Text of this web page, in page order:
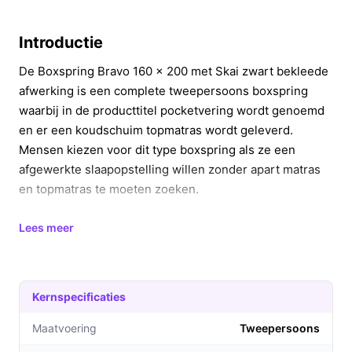
Introductie
De Boxspring Bravo 160 x 200 met Skai zwart bekleede
afwerking is een complete tweepersoons boxspring
waarbij in de producttitel pocketvering wordt genoemd
en er een koudschuim topmatras wordt geleverd.
Mensen kiezen voor dit type boxspring als ze een
afgewerkte slaapopstelling willen zonder apart matras
en topmatras te moeten zoeken.
In 20 seconden beslissen
bekleding en inclusief topmatras.
hebt (dit model is niet verstelbaar) of als je
Lees meer
Kernspecificaties
Maatvoering Tweepersoons